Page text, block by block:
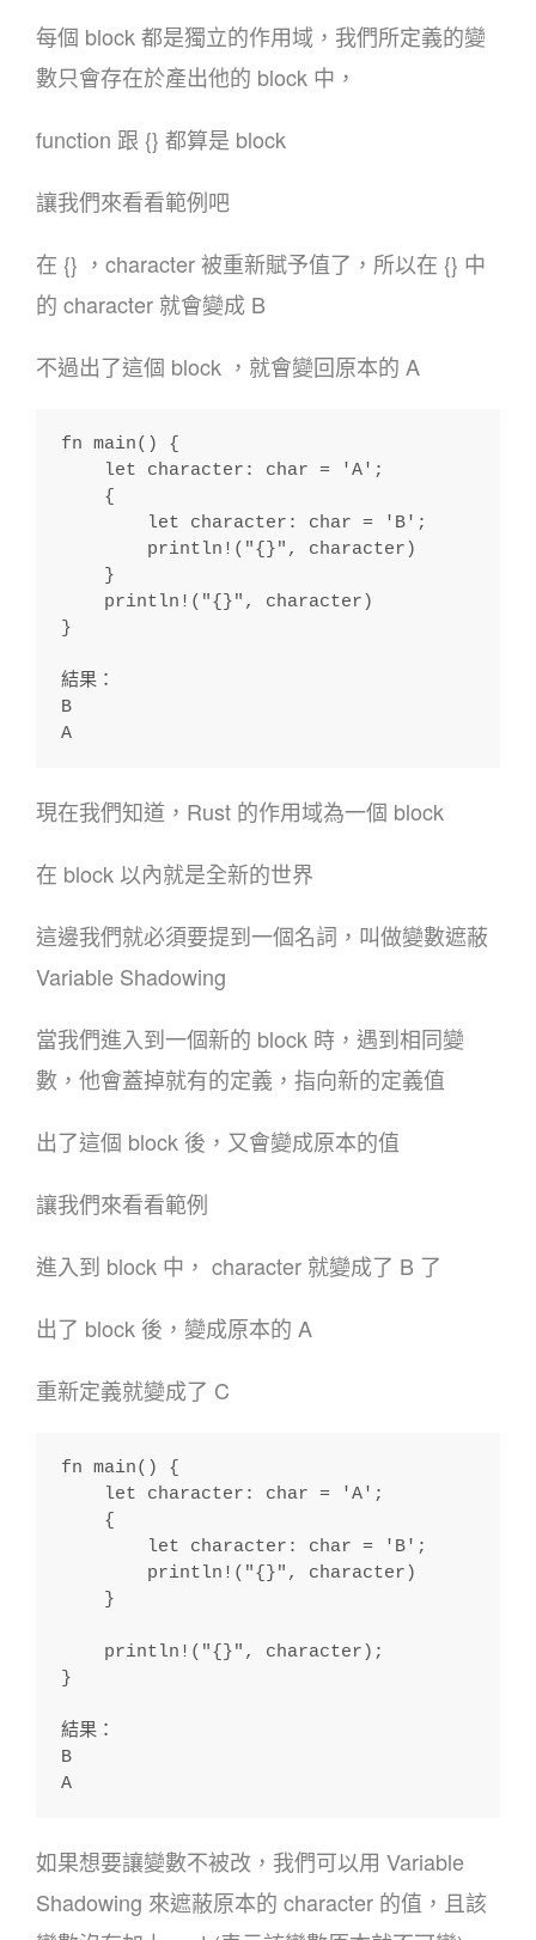
每個 block 都是獨立的作用域，我們所定義的變
數只會存在於產出他的 block 中，
function 跟 {} 都算是 block
讓我們來看看範例吧
在 {} ，character 被重新賦予值了，所以在 {} 中
的 character 就會變成 B
不過出了這個 block ，就會變回原本的 A
fn main() {
    let character: char = 'A';
    {
        let character: char = 'B';
        println!("{}", character)
    }
    println!("{}", character)
}
結果：
B
A
現在我們知道，Rust 的作用域為一個 block
在 block 以內就是全新的世界
這邊我們就必須要提到一個名詞，叫做變數遮蔽
Variable Shadowing
當我們進入到一個新的 block 時，遇到相同變
數，他會蓋掉就有的定義，指向新的定義值
出了這個 block 後，又會變成原本的值
讓我們來看看範例
進入到 block 中， character 就變成了 B 了
出了 block 後，變成原本的 A
重新定義就變成了 C
fn main() {
    let character: char = 'A';
    {
        let character: char = 'B';
        println!("{}", character)
    }
    println!("{}", character);
}
結果：
B
A
如果想要讓變數不被改，我們可以用 Variable
Shadowing 來遮蔽原本的 character 的值，且該